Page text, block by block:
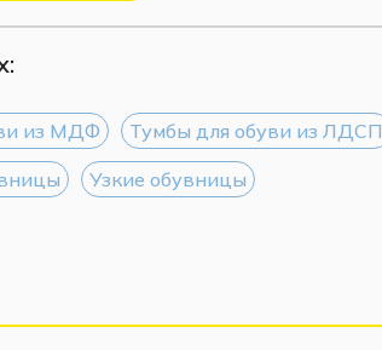
из МДФ Тумбы для обуви из ЛДСП
Узкие обувницы